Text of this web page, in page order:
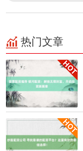
热门文章